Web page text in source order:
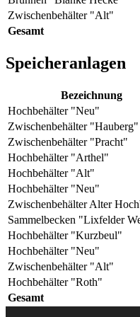
Zwischenbehälter "Alt"
Gesamt
Speicheranlagen
Bezeichnung
Hochbehälter "Neu"
Zwischenbehälter "Hauberg"
Zwischenbehälter "Pracht"
Hochbehälter "Arthel"
Hochbehälter "Alt"
Hochbehälter "Neu"
Zwischenbehälter Alter
Sammelbecken "Lixfelder
Hochbehälter "Kurzbeul"
Hochbehälter "Neu"
Zwischenbehälter "Alt"
Hochbehälter "Roth"
Gesamt